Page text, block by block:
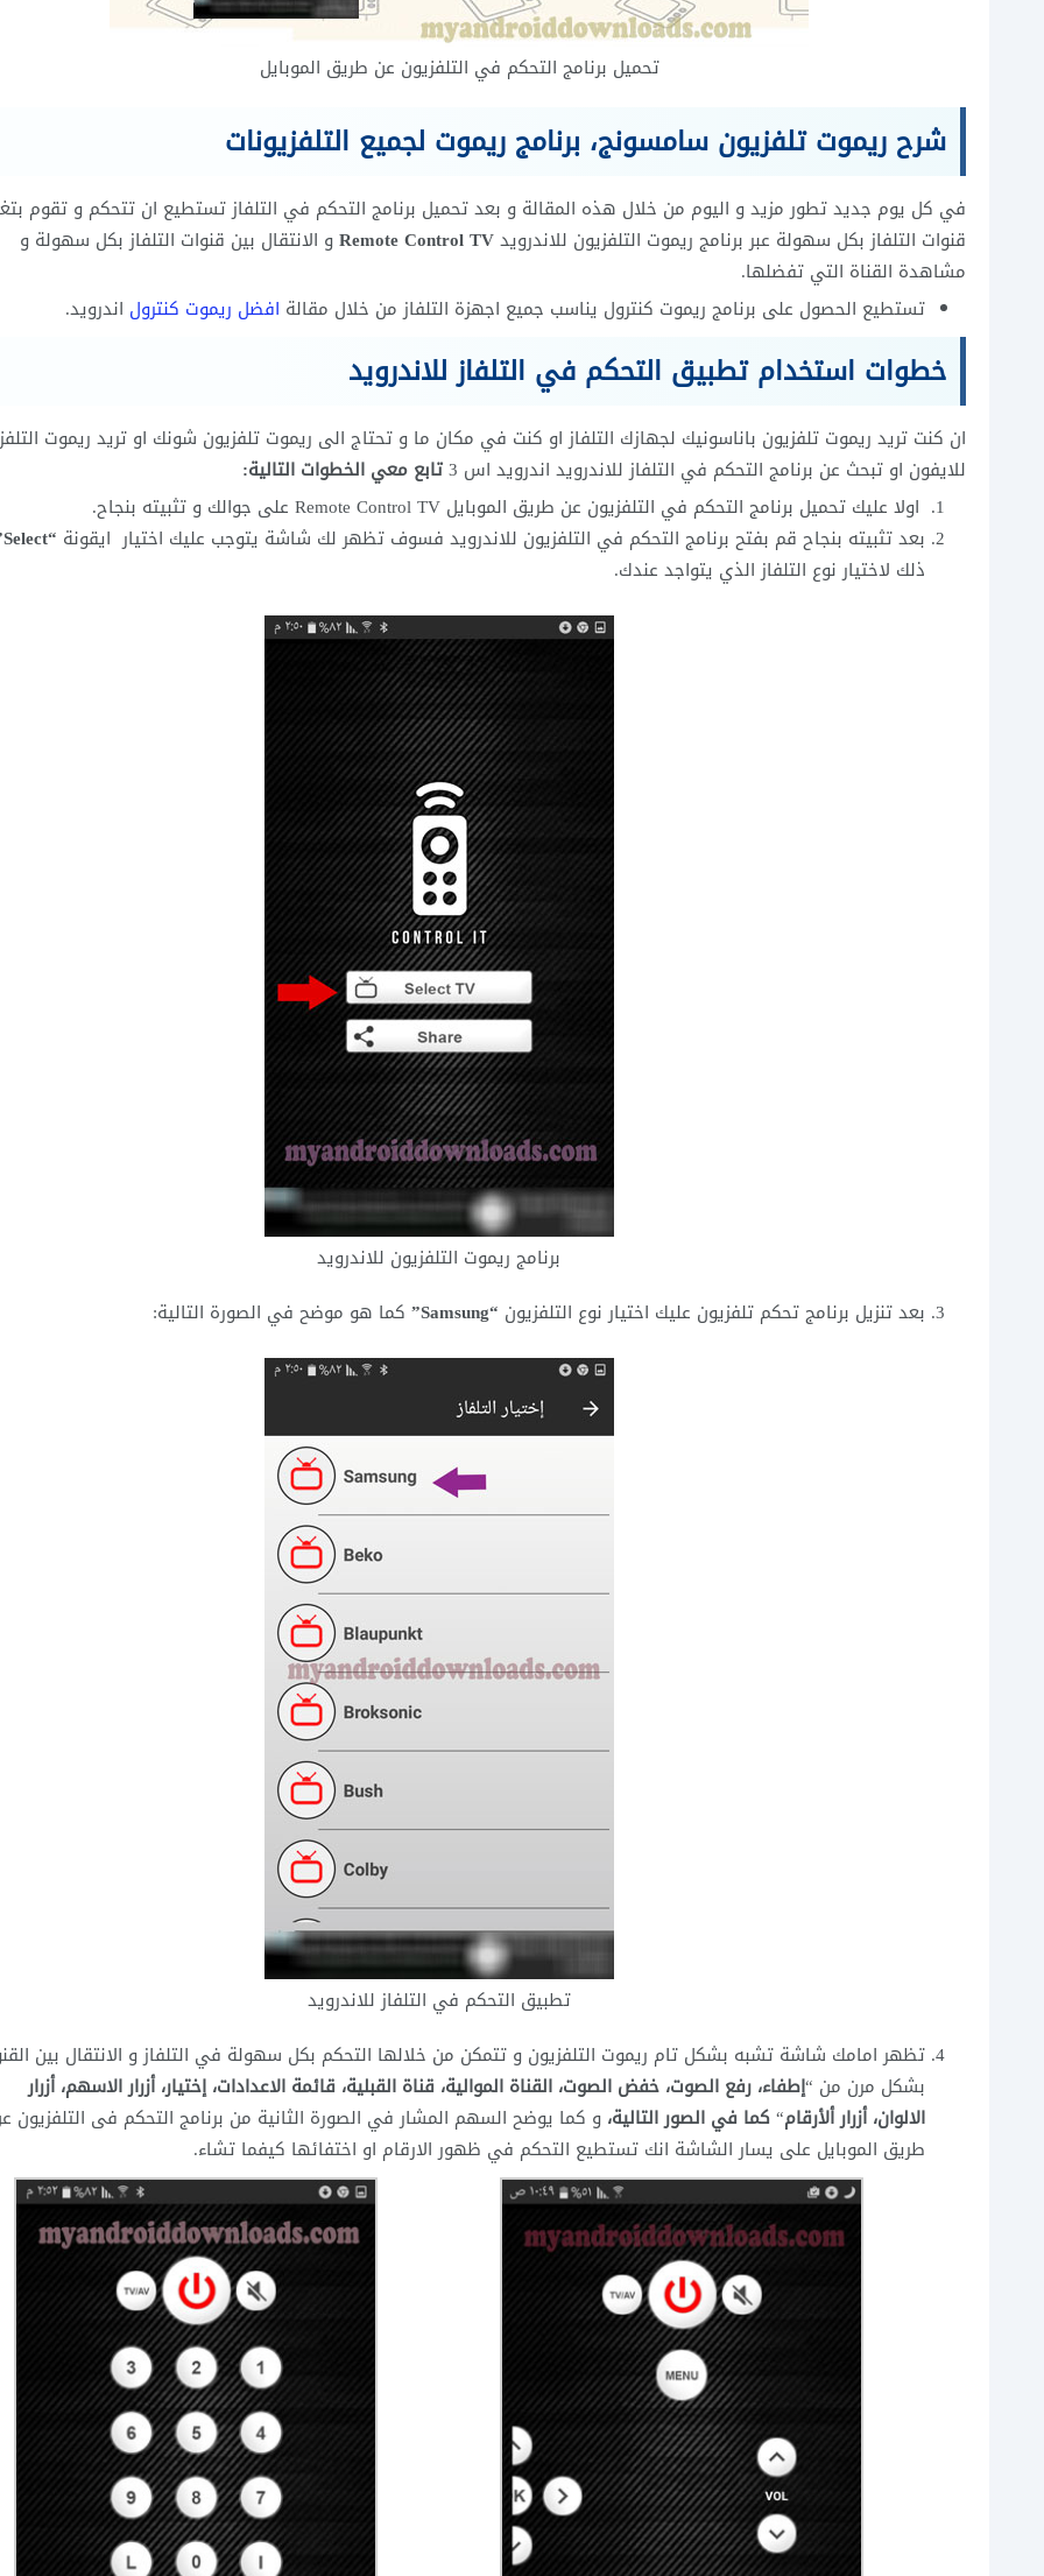
تحميل برنامج التحكم في التلفزيون عن طريق الموبايل
شرح ريموت تلفزيون سامسونج، برنامج ريموت لجميع التلفزيونات
في كل يوم جديد تطور مزيد و اليوم من خلال هذه المقالة و بعد تحميل برنامج التحكم في التلفاز تستطيع ان تتحكم و تقوم
قنوات التلفاز بكل سهولة عبر برنامج ريموت التلفزيون للاندرويدRemote Control TVو الانتقال بين قنوات التلفاز بكل سهولة و
مشاهدة القناة التي تفضلها.
تستطيع الحصول على برنامج ريموت كنترول يناسب جميع اجهزة التلفاز من خلال مقالة افضل ريموت كنترول اندرويد.
خطوات استخدام تطبيق التحكم في التلفاز للاندرويد
ان كنت تريد ريموت تلفزيون باناسونيك لجهازك التلفاز او كنت في مكان ما و تحتاج الى ريموت تلفزيون شونك او تريد ريموت
للايفون او تبحث عن برنامج التحكم في التلفاز للاندرويد اندرويد اس 3
تابع معي الخطوات التالية:
اولا عليك تحميل برنامج التحكم في التلفزيون عن طريق الموبايل Remote Control TV على جوالك و تثبيته بنجاح.
بعد تثبيته بنجاح قم بفتح برنامج التحكم في التلفزيون للاندرويد فسوف تظهر لك شاشة يتوجب عليك اختيار ايقونة “Select”
ذلك لاختيار نوع التلفاز الذي يتواجد عندك.
برنامج ريموت التلفزيون للاندرويد
بعد تنزيل برنامج تحكم تلفزيون عليك اختيار نوع التلفزيون “Samsung” كما هو موضح في الصورة التالية:
تطبيق التحكم في التلفاز للاندرويد
تظهر امامك شاشة تشبه بشكل تام ريموت التلفزيون و تتمكن من خلالها التحكم بكل سهولة في التلفاز و الانتقال بين
بشكل مرن من “إطفاء، رفع الصوت، خفض الصوت، القناة الموالية، قناة القبلية، قائمة الاعدادات، إختيار، أزرار الاسهم، أزرار
الالوان، أزرار ألأرقام“كما في الصور التالية، و كما يوضح السهم المشار في الصورة الثانية من برنامج التحكم فى التلفزيون
طريق الموبايل على يسار الشاشة انك تستطيع التحكم في ظهور الارقام او اختفائها كيفما تشاء.